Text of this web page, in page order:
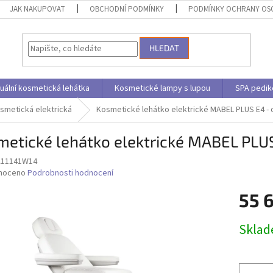
JAK NAKUPOVAT OBCHODNÍ PODMÍNKY PODMÍNKY OCHRANY
HLEDAT
kosmetická lehátka Kosmetické lampy s lupou
SPA
elektrická
Kosmetické lehátko elektrické MABEL PLUS E4
lehátko elektrické MABEL
Podrobnosti hodnocení
55
cena: